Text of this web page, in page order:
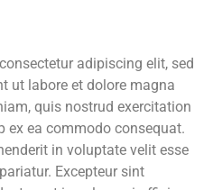
adipiscing elit, sed
ut labore et dolore magna
quis nostrud exercitation
ea commodo consequat.
in voluptate velit esse
Excepteur sint